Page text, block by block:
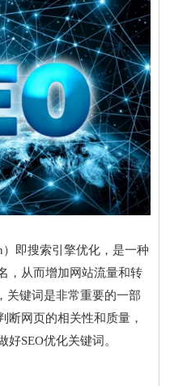
）即搜索引擎优化，是一种
，从而增加网站流量和转
关键词是非常重要的一部
断网页的相关性和质量，
SEO优化关键词。